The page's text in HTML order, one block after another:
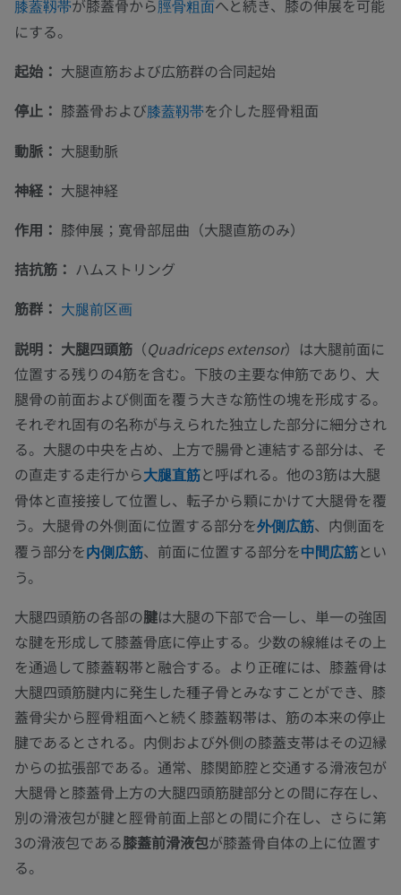
膝蓋靱帯が膝蓋骨から脛骨粗面へと続き、膝の伸展を可能
にする。
起始： 大腿直筋および広筋群の合同起始
停止： 膝蓋骨および膝蓋靱帯を介した脛骨粗面
動脈： 大腿動脈
神経： 大腿神経
作用： 膝伸展；寛骨部屈曲（大腿直筋のみ）
拮抗筋： ハムストリング
筋群： 大腿前区画
説明： 大腿四頭筋 （Quadriceps extensor）は大腿前面に
位置する残りの4筋を含む。下肢の主要な伸筋であり、大
腿骨の前面および側面を覆う大きな筋性の塊を形成する。
それぞれ固有の名称が与えられた独立した部分に細分され
る。大腿の中央を占め、上方で腸骨と連結する部分は、そ
の直走する走行から大腿直筋と呼ばれる。他の3筋は大腿
骨体と直接接して位置し、転子から顆にかけて大腿骨を覆
う。大腿骨の外側面に位置する部分を外側広筋、内側面を
覆う部分を内側広筋、前面に位置する部分を中間広筋とい
う。
大腿四頭筋の各部の腱は大腿の下部で合一し、単一の強固
な腱を形成して膝蓋骨底に停止する。少数の線維はその上
を通過して膝蓋靱帯と融合する。より正確には、膝蓋骨は
大腿四頭筋腱内に発生した種子骨とみなすことができ、膝
蓋骨尖から脛骨粗面へと続く膝蓋靱帯は、筋の本来の停止
腱であるとされる。内側および外側の膝蓋支帯はその辺縁
からの拡張部である。通常、膝関節腔と交通する滑液包が
大腿骨と膝蓋骨上方の大腿四頭筋腱部分との間に存在し、
別の滑液包が腱と脛骨前面上部との間に介在し、さらに第
3の滑液包である膝蓋前滑液包が膝蓋骨自体の上に位置す
る。